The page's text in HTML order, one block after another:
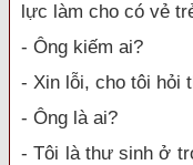
lực làm cho có vẻ
- Ông kiếm ai?
- Xin lỗi, cho tôi hỏi
- Ông là ai?
- Tôi là thư sinh ở